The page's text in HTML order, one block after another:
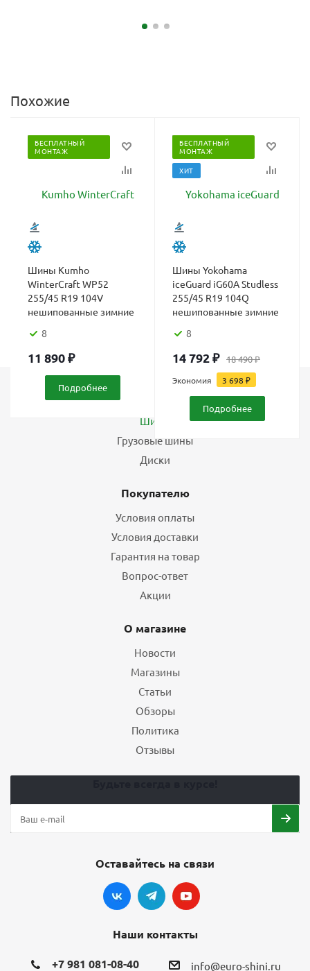
Похожие
БЕСПЛАТНЫЙ
МОНТАЖ
Шины Kumho
WinterCraft WP52
255/45 R19 104V
нешипованные зимние
8
11 890₽
Подробнее
БЕСПЛАТНЫЙ
МОНТАЖ
ХИТ
Шины Yokohama
iceGuard iG60A Studless
255/45 R19 104Q
нешипованные зимние
8
14 792₽ 18 490₽
Экономия 3 698 ₽
Подробнее
Шины
Грузовые шины
Диски
Покупателю
Условия оплаты
Условия доставки
Гарантия на товар
Вопрос-ответ
Акции
О магазине
Новости
Магазины
Статьи
Обзоры
Политика
Отзывы
Оставайтесь на связи
Наши контакты
+7 981 081-08-40 info@euro-shini.ru